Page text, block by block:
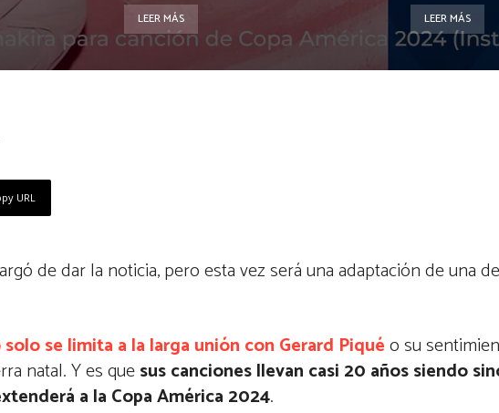
LEER MÁS LEER MÁS
URL
de dar la noticia, pero esta vez será una adaptación de una
se limita a la larga unión con Gerard Piquéo su
natal. Y es quesus canciones llevan casi 20 años siendo
a la Copa América 2024.